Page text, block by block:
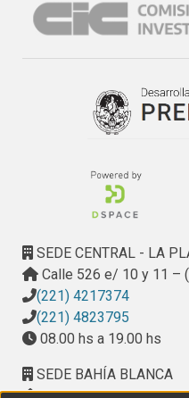
SEDE CENTRAL - LA
Calle 526 e/ 10 y 11 –
(221) 4217374
(221) 4823795
08.00 hs a 19.00 hs
SEDE BAHÍA BLANCA